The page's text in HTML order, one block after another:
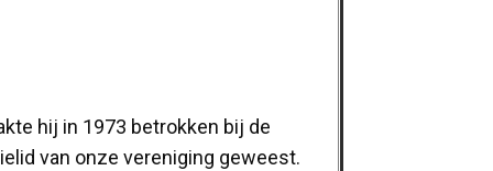
hij in 1973 betrokken bij de
van onze vereniging geweest.